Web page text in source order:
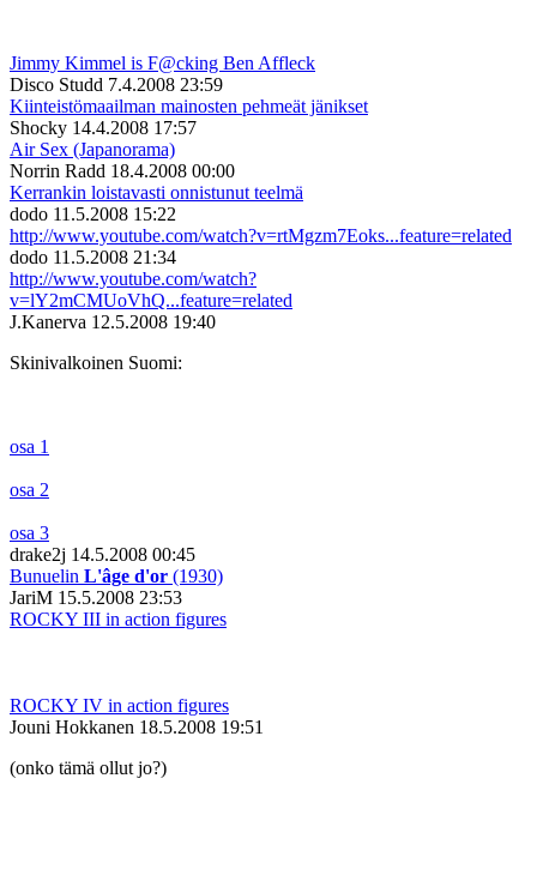
Jimmy Kimmel is F@cking Ben Affleck
Disco Studd 7.4.2008 23:59
Kiinteistömaailman mainosten pehmeät jänikset
Shocky 14.4.2008 17:57
Air Sex (Japanorama)
Norrin Radd 18.4.2008 00:00
Kerrankin loistavasti onnistunut teelmä
dodo 11.5.2008 15:22
http://www.youtube.com/watch?v=rtMgzm7Eoks...feature=related
dodo 11.5.2008 21:34
http://www.youtube.com/watch?
v=lY2mCMUoVhQ...feature=related
J.Kanerva 12.5.2008 19:40
Skinivalkoinen Suomi:
osa 1
osa 2
osa 3
drake2j 14.5.2008 00:45
Bunuelin L'âge d'or (1930)
JariM 15.5.2008 23:53
ROCKY III in action figures
ROCKY IV in action figures
Jouni Hokkanen 18.5.2008 19:51
(onko tämä ollut jo?)